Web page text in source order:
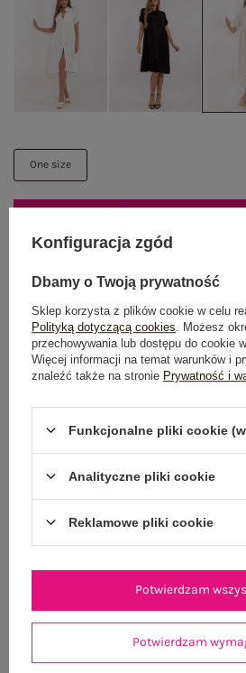
One size
Dostawaod 7,99 zł
Do darmowej dostawy brakuje 200,00 zł
100 dni na zwrot
OPINIE O PRODUKCIE (1)
WYSYŁKA I DOSTAWA
Konfiguracja zgód
Dbamy o Twoją prywatność
Sklep korzysta z plików cookie w celu
Polityką dotyczącą cookies . Możesz
przechowywania lub dostępu do cookie
Więcej informacji na temat warunków i
znaleźć także na stronie Prywatność i
Funkcjonalne pliki cookie
Analityczne pliki cookie
Reklamowe pliki cookie
Potwierdzam
Potwierdzam